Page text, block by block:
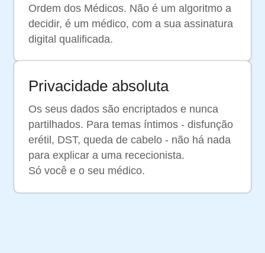
Ordem dos Médicos. Não é um algoritmo a
decidir, é um médico, com a sua assinatura
digital qualificada.
Privacidade absoluta
Os seus dados são encriptados e nunca
partilhados. Para temas íntimos - disfunção
erétil, DST, queda de cabelo - não há nada
para explicar a uma rececionista.
Só você e o seu médico.